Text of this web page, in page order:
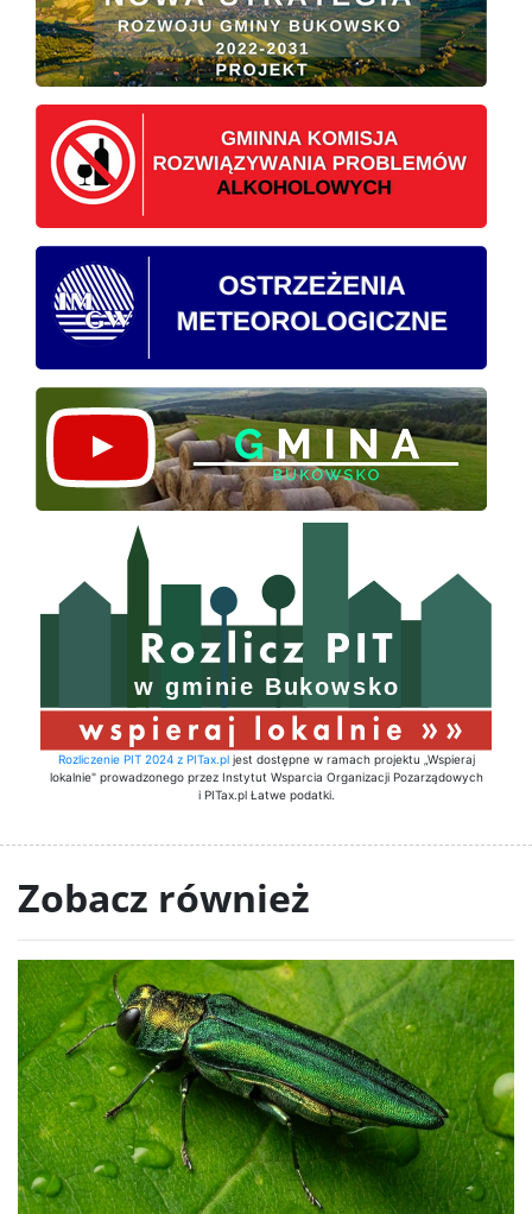
Rozliczenie PIT 2024 z PITax.pljest dostępne w ramach projektu „Wspieraj
lokalnie" prowadzonego przez Instytut Wsparcia Organizacji Pozarządowych
i PITax.pl Łatwe podatki.
Zobacz również